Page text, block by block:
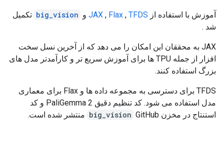
آموزش با استفاده از JAX , Flax , TFDS و big_vision تکمیل
شد .
JAX به محققان این امکان را می دهد که از آخرین نسل سخت
افزار از جمله TPU ها برای آموزش سریع تر و کارآمدتر مدل های
بزرگ استفاده کنند.
TFDS برای دسترسی به مجموعه داده ها و Flax برای معماری
مدل استفاده می شود. کد تنظیم دقیق PaliGemma 2 و کد
استنتاج در مخزن
big_vision GitHub منتشر شده است.